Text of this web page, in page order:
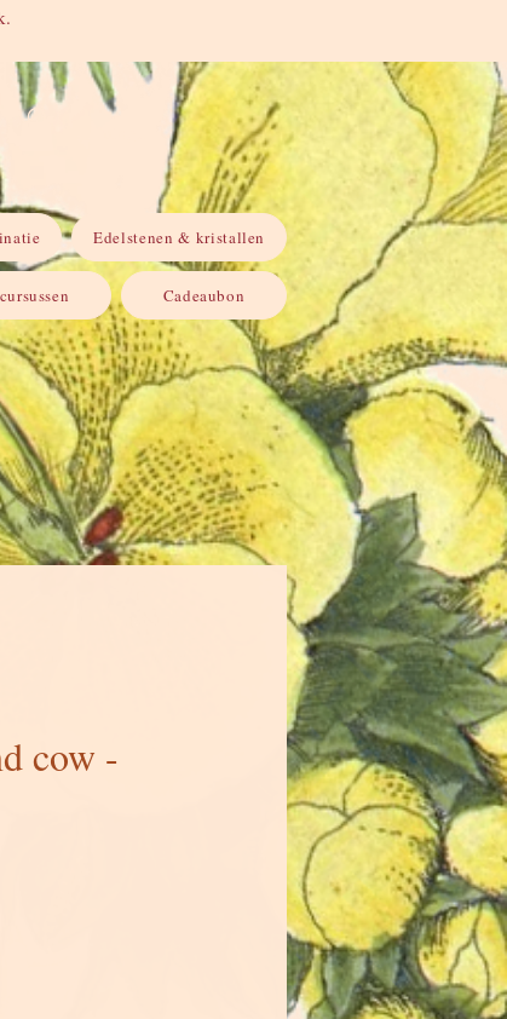
Edelstenen & kristallen
Cadeaubon
cow -